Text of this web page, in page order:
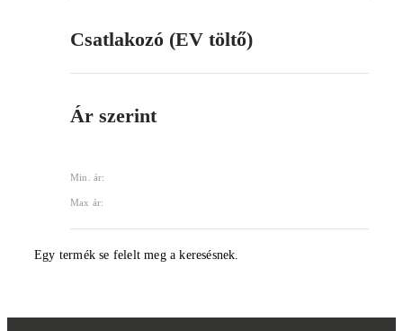
Csatlakozó (EV töltő)
Ár szerint
Min. ár:
Max ár:
Egy termék se felelt meg a keresésnek.